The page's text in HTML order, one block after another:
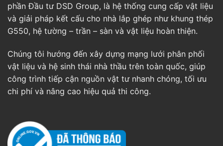
phần Đầu tư DSD Group, là hệ thống cung cấp vật liệu
và giải pháp kết cấu cho nhà lắp ghép như khung thép
G550, hệ tường – trần – sàn và vật liệu hoàn thiện.
Chúng tôi hướng đến xây dựng mạng lưới phân phối
vật liệu và hệ sinh thái nhà thầu trên toàn quốc, giúp
công trình tiếp cận nguồn vật tư nhanh chóng, tối ưu
chi phí và nâng cao hiệu quả thi công.